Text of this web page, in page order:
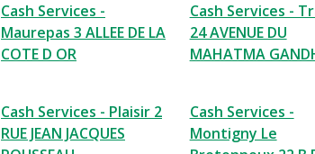
Cash Services -
Maurepas 3 ALLEE DE LA
COTE D OR
Cash Services -
24 AVENUE DU
MAHATMA
Cash Services - Plaisir 2
RUE JEAN JACQUES
Cash Services -
Montigny Le